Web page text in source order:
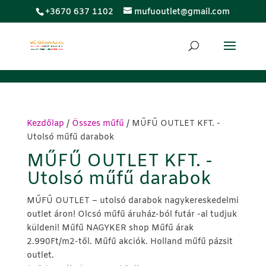
+3670 637 1102 mufuoutlet@gmail.com
Kezdőlap / Összes műfű / MŰFŰ OUTLET KFT. -
Utolsó műfű darabok
MŰFŰ OUTLET KFT. -
Utolsó műfű darabok
MŰFŰ OUTLET – utolsó darabok nagykereskedelmi
outlet áron! Olcsó műfű áruház-ból futár -al tudjuk
küldeni! Műfű NAGYKER shop Műfű árak
2.990Ft/m2-től. Műfű akciók. Holland műfű pázsit
outlet.